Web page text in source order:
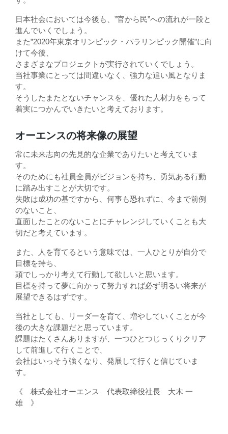
日本社会においては今後も、”官から民”への流れが一段と
進んでいくでしょう。
また”2020年東京オリンピック・パラリンピック開催”に向
けて今後、
さまざまなプロジェクトが実行されていくでしょう。
当社事業にとっては間違いなく、強力な追い風となりま
す。
そうしたまたとないチャンスを、優れた人材力をもって
着実につかんでいきたいと考えております。
オーエンスの将来像の展望
常に未来志向の先見的な企業でありたいと考えていま
す。
そのためにも社員全員がビジョンを持ち、勇気ある行動
に踏み出すことが大切です。
失敗は成功の基ですから、何事も恐れずに、今まで前例
のないこと、
直面したことのないことにチャレンジしていくことも大
切だと考えています。
また、人を育てるという意味では、一人ひとりが自分で
目標を持ち、
頭でしっかり考えて行動して欲しいと思います。
目標を持って夢に向かって努力すれば必ず明るい将来が
展望できるはずです。
当社としても、リーダーを育て、増やしていくことが今
後の大きな課題だと思っています。
課題はたくさんありますが、一つひとつじっくりクリア
して前進して行くことで、
会社はいっそう強くなり、発展して行くと信じていま
す。
《 株式会社オーエンス 代表取締役社長 大木 一
雄 》